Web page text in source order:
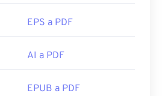
EPS a PDF
AI a PDF
EPUB a PDF